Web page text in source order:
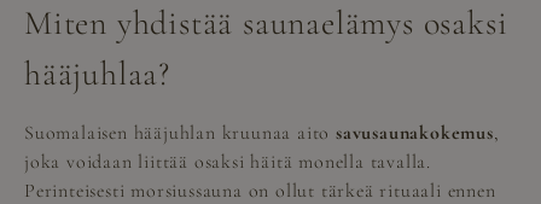
Miten yhdistää saunaelämys osaksi
hääjuhlaa?
Suomalaisen hääjuhlan kruunaa aito savusaunakokemus,
joka voidaan liittää osaksi häitä monella tavalla.
Perinteisesti morsiussauna on ollut tärkeä rituaali ennen